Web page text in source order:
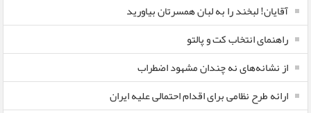
آقایان! لبخند را به لبان همسرتان بیاورید
راهنمای انتخاب کت و پالتو
از نشانه‌های نه چندان مشهود اضطراب
ارائه طرح نظامی برای اقدام احتمالی علیه ایران